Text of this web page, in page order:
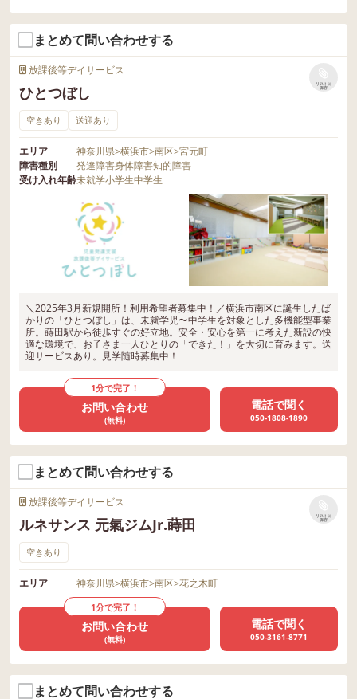
まとめて問い合わせする
放課後等デイサービス
ひとつぼし
リストに
保存
空きあり 送迎あり
エリア 神奈川県>横浜市>南区>宮元町
障害種別
発達障害身体障害知的障害
受け入れ年齢未就学小学生中学生
＼2025年3月新規開所！利用希望者募集中！／横浜市南区に誕生したば
かりの「ひとつぼし」は、未就学児〜中学生を対象とした多機能型事業
所。蒔田駅から徒歩すぐの好立地。安全・安心を第一に考えた新設の快
適な環境で、お子さま一人ひとりの「できた！」を大切に育みます。送
迎サービスあり。見学随時募集中！
1分で完了！
お問い合わせ
(無料)
電話で聞く
050-1808-1890
まとめて問い合わせする
放課後等デイサービス
ルネサンス 元氣ジムJr.蒔田
リストに
保存
空きあり
エリア 神奈川県>横浜市>南区>花之木町
1分で完了！
お問い合わせ
(無料)
電話で聞く
050-3161-8771
まとめて問い合わせする